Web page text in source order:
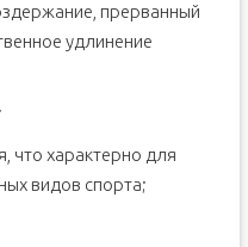
прерванный
удлинение
что характерно для
видов спорта;